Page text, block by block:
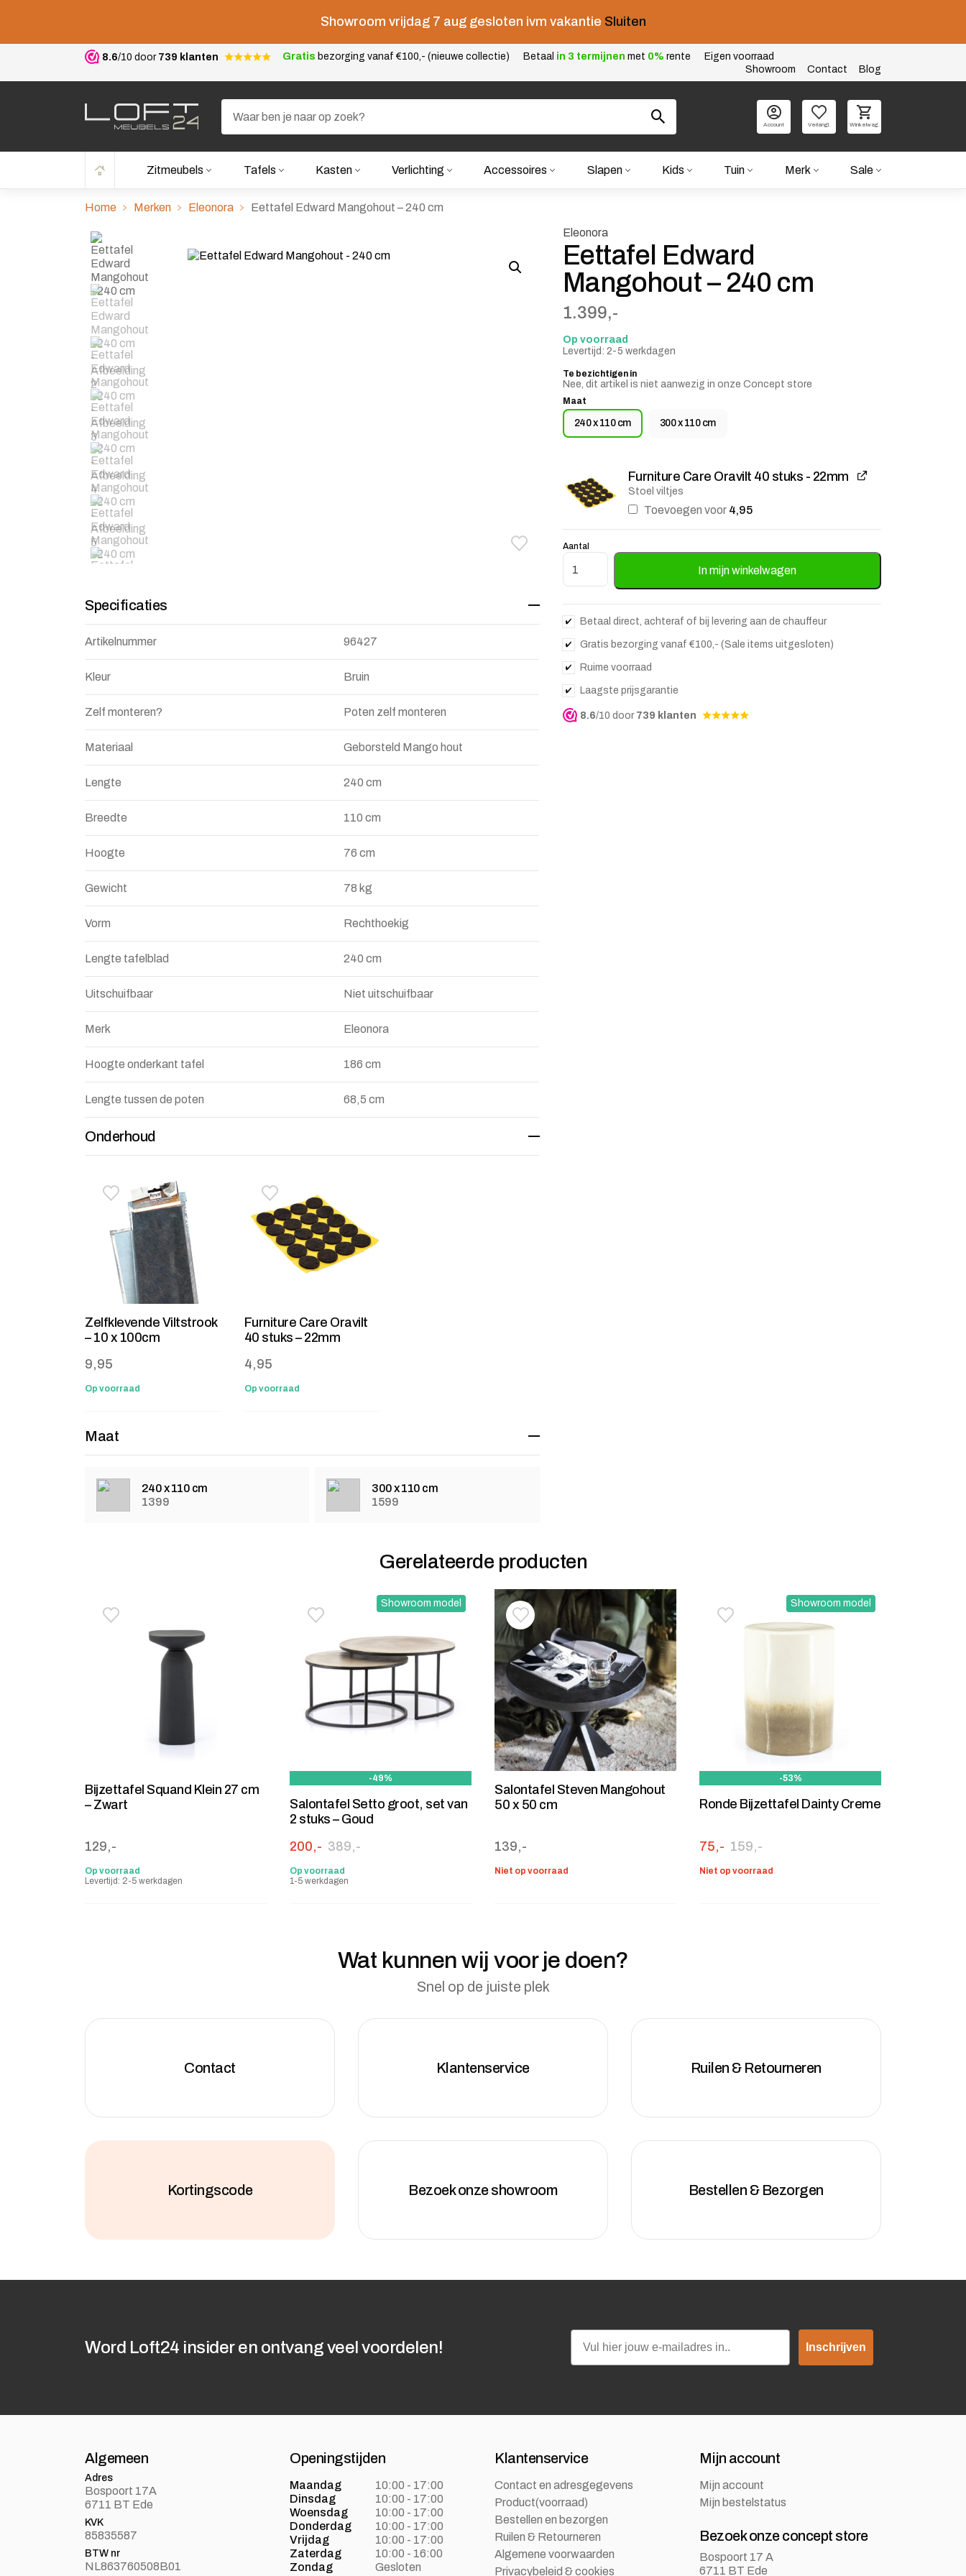
Showroom vrijdag 7 aug gesloten ivm vakantie Sluiten
8.6/10 door 739 klanten Gratis bezorging vanaf €100,- (nieuwe collectie) Betaal in 3 termijnen met 0% rente
Eigen voorraad
Showroom
Contact Blog
Account Verlangl. Winkelwag.
Zitmeubels Tafels Kasten Verlichting Accessoires Slapen Kids Tuin Merk Sale
Home Merken Eleonora Eettafel Edward Mangohout – 240 cm
Toevoegen aan verlanglijstje
Verwijderen van verlanglijst
Specificaties
Artikelnummer 96427
Kleur Bruin
Zelf monteren? Poten zelf monteren
Materiaal Geborsteld Mango hout
Lengte 240 cm
Breedte 110 cm
Hoogte 76 cm
Gewicht 78 kg
Vorm Rechthoekig
Lengte tafelblad 240 cm
Uitschuifbaar Niet uitschuifbaar
Merk Eleonora
Hoogte onderkant tafel 186 cm
Lengte tussen de poten 68,5 cm
Onderhoud
Toevoegen aan verlanglijstje
Verwijderen van verlanglijst
Zelfklevende Viltstrook
– 10 x 100cm
9,95
Op voorraad
Toevoegen aan verlanglijstje
Verwijderen van verlanglijst
Furniture Care Oravilt
40 stuks – 22mm
4,95
Op voorraad
Maat
240 x 110 cm
1399
300 x 110 cm
1599
Eleonora
Eettafel Edward
Mangohout – 240 cm
1.399,-
Op voorraad
Levertijd: 2-5 werkdagen
Te bezichtigen in
Nee, dit artikel is niet aanwezig in onze Concept store
Maat
240 x 110 cm 300 x 110 cm
Furniture Care Oravilt 40 stuks - 22mm
Stoel viltjes
Toevoegen voor 4,95
Aantal
Eettafel Edward Mangohout - 240 cm aantal
In mijn winkelwagen
Betaal direct, achteraf of bij levering aan de chauffeur
Gratis bezorging vanaf €100,- (Sale items uitgesloten)
Ruime voorraad
Laagste prijsgarantie
8.6/10 door 739 klanten
Gerelateerde producten
Toevoegen aan verlanglijstje
Verwijderen van verlanglijst
Bijzettafel Squand Klein 27 cm
– Zwart
129,-
Op voorraad
Levertijd: 2-5 werkdagen
Showroom model
Toevoegen aan verlanglijstje
Verwijderen van verlanglijst
-49%
Salontafel Setto groot, set van
2 stuks – Goud
389,-
Oorspronkelijke prijs was: 389,-.
200,-
Huidige prijs is: 200,-.
Op voorraad
1-5 werkdagen
Toevoegen aan verlanglijstje
Verwijderen van verlanglijst
Salontafel Steven Mangohout
50 x 50 cm
139,-
Niet op voorraad
Showroom model
Toevoegen aan verlanglijstje
Verwijderen van verlanglijst
-53%
Ronde Bijzettafel Dainty Creme
159,-
Oorspronkelijke prijs was: 159,-.
75,-
Huidige prijs is: 75,-.
Niet op voorraad
Wat kunnen wij voor je doen?
Snel op de juiste plek
Contact Klantenservice Ruilen & Retourneren
Kortingscode Bezoek onze showroom Bestellen & Bezorgen
Word Loft24 insider en ontvang veel voordelen!
Email
Inschrijven
Algemeen
Adres
Bospoort 17A
6711 BT Ede
KVK
85835587
BTW nr
NL863760508B01
Openingstijden
Maandag
10:00 - 17:00
Dinsdag
10:00 - 17:00
Woensdag
10:00 - 17:00
Donderdag
10:00 - 17:00
Vrijdag
10:00 - 17:00
Zaterdag
10:00 - 16:00
Zondag
Gesloten
Klantenservice
Contact en adresgegevens
Product(voorraad)
Bestellen en bezorgen
Ruilen & Retourneren
Algemene voorwaarden
Privacybeleid & cookies
Mijn account
Mijn account
Mijn bestelstatus
Bezoek onze concept store
Bospoort 17 A
6711 BT Ede